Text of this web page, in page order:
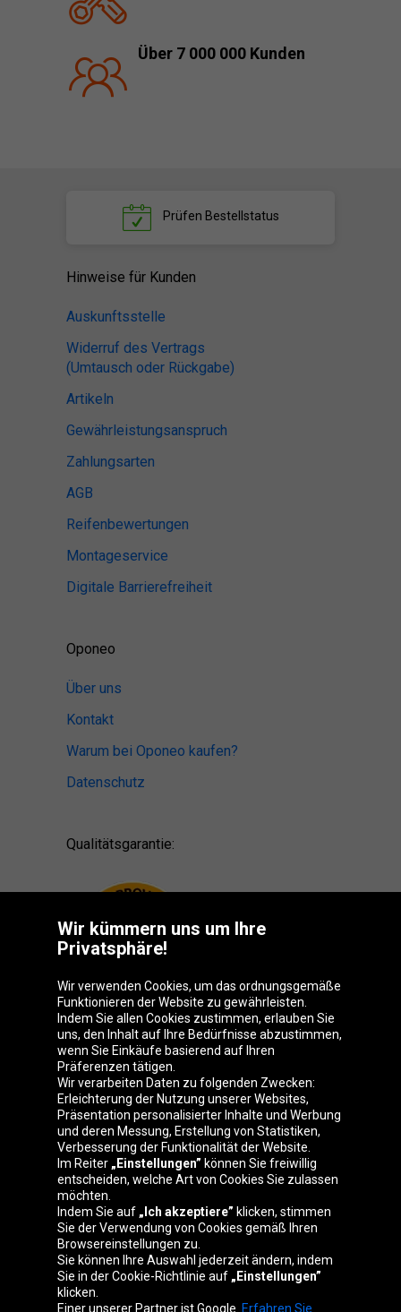
Über 7 000 000 Kunden
Prüfen Bestellstatus
Hinweise für Kunden
Auskunftsstelle
Widerruf des Vertrags
(Umtausch oder Rückgabe)
Artikeln
Gewährleistungsanspruch
Zahlungsarten
AGB
Reifenbewertungen
Montageservice
Digitale Barrierefreiheit
Oponeo
Über uns
Kontakt
Warum bei Oponeo kaufen?
Datenschutz
Qualitätsgarantie:
Oponeo-Gruppe
Belgique
Česká
republika
Deutschland Éire
España France Italia Magyarország
Wir kümmern uns um Ihre
Privatsphäre!
Wir verwenden Cookies, um das ordnungsgemäße
Funktionieren der Website zu gewährleisten.
Indem Sie allen Cookies zustimmen, erlauben Sie
uns, den Inhalt auf Ihre Bedürfnisse abzustimmen,
wenn Sie Einkäufe basierend auf Ihren
Präferenzen tätigen.
Wir verarbeiten Daten zu folgenden Zwecken:
Erleichterung der Nutzung unserer Websites,
Präsentation personalisierter Inhalte und Werbung
und deren Messung, Erstellung von Statistiken,
Verbesserung der Funktionalität der Website.
Im Reiter „Einstellungen” können Sie freiwillig
entscheiden, welche Art von Cookies Sie zulassen
möchten.
Indem Sie auf „Ich akzeptiere” klicken, stimmen
Sie der Verwendung von Cookies gemäß Ihren
Browsereinstellungen zu.
Sie können Ihre Auswahl jederzeit ändern, indem
Sie in der Cookie-Richtlinie auf „Einstellungen”
klicken.
Einer unserer Partner ist Google. Erfahren Sie